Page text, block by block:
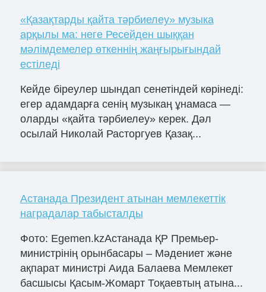
«Қазақтарды қайта тәрбиелеу» музыка
арқылы ма: неге Ресейден шыққан
мәлімдемелер өткеннің жаңғырығындай
естіледі
Кейде біреулер шындап сенетіндей көрінеді:
егер адамдарға сенің музыкаң ұнамаса —
оларды «қайта тәрбиелеу» керек. Дәл
осылай Николай Расторгуев Қазақ...
Астанада Президент атынан мемлекеттік
наградалар табысталды
Фото: Egemen.kzАстанада ҚР Премьер-
министрінің орынбасары – Мәдениет және
ақпарат министрі Аида Балаева Мемлекет
басшысы Қасым-Жомарт Тоқаевтың атына...